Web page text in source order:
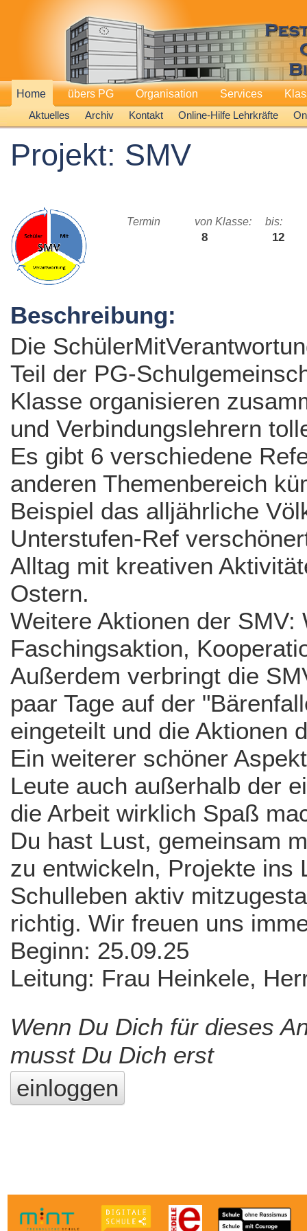
Home
Aktuelles
Archiv Kontakt Online-Hilfe Lehrkräfte
übers PG Organisation Services
Projekt: SMV
Termin von Klasse:
8
bis:
12
Beschreibung:
Die
Teil der PG-
Klasse organisieren
und Verbindungslehrern
Es gibt 6 verschiedene
anderen Themenbereich
Beispiel das alljährliche
Unterstufen-Ref
Alltag mit kreativen
Ostern.
Weitere Aktionen der SMV:
Faschingsaktion,
Außerdem verbringt die
paar Tage auf der
eingeteilt und die Aktionen
Ein weiterer schöner
Leute auch außerhalb der
die Arbeit wirklich Spaß
Du hast Lust, gemeinsam
zu entwickeln, Projekte ins
Schulleben aktiv
richtig. Wir freuen uns
Beginn: 25.09.25
Leitung: Frau Heinkele,
Wenn Du Dich für dieses
musst Du Dich erst
einloggen